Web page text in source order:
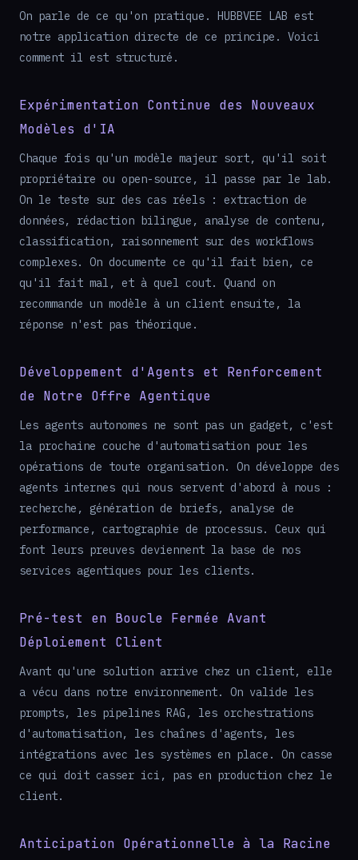
On parle de ce qu'on pratique. HUBBVEE LAB est
notre application directe de ce principe. Voici
comment il est structuré.
Expérimentation Continue des Nouveaux
Modèles d'IA
Chaque fois qu'un modèle majeur sort, qu'il soit
propriétaire ou open-source, il passe par le lab.
On le teste sur des cas réels : extraction de
données, rédaction bilingue, analyse de contenu,
classification, raisonnement sur des workflows
complexes. On documente ce qu'il fait bien, ce
qu'il fait mal, et à quel cout. Quand on
recommande un modèle à un client ensuite, la
réponse n'est pas théorique.
Développement d'Agents et Renforcement
de Notre Offre Agentique
Les agents autonomes ne sont pas un gadget, c'est
la prochaine couche d'automatisation pour les
opérations de toute organisation. On développe des
agents internes qui nous servent d'abord à nous :
recherche, génération de briefs, analyse de
performance, cartographie de processus. Ceux qui
font leurs preuves deviennent la base de nos
services agentiques pour les clients.
Pré-test en Boucle Fermée Avant
Déploiement Client
Avant qu'une solution arrive chez un client, elle
a vécu dans notre environnement. On valide les
prompts, les pipelines RAG, les orchestrations
d'automatisation, les chaînes d'agents, les
intégrations avec les systèmes en place. On casse
ce qui doit casser ici, pas en production chez le
client.
Anticipation Opérationnelle à la Racine